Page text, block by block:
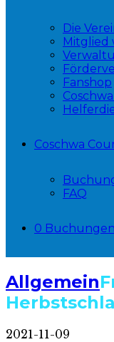
Die
Mitglied
Fanshop
Coschwa
FAQ
0 Buchungen
Allgemein
2021-11-09